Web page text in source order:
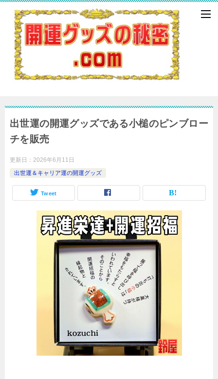
出世運の開運グッズである小槌のピンブロー
チを販売
更新日： 2026年6月11日
出世運＆キャリア運の開運グッズ
Tweet